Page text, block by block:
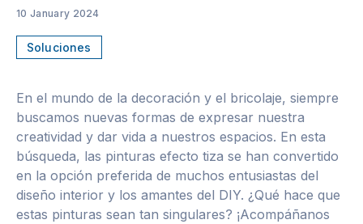
10 January 2024
Soluciones
En el mundo de la decoración y el bricolaje, siempre
buscamos nuevas formas de expresar nuestra
creatividad y dar vida a nuestros espacios. En esta
búsqueda, las pinturas efecto tiza se han convertido
en la opción preferida de muchos entusiastas del
diseño interior y los amantes del DIY. ¿Qué hace que
estas pinturas sean tan singulares? ¡Acompáñanos